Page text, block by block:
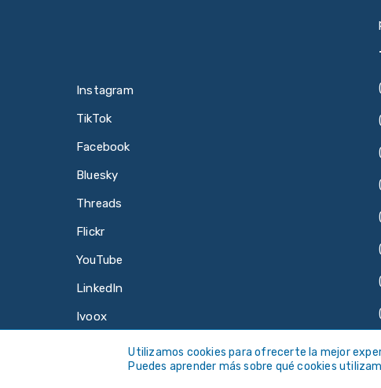
Instagram
TikTok
Facebook
Bluesky
Threads
Flickr
YouTube
LinkedIn
Ivoox
Utilizamos cookies para ofrecerte la mejor
Puedes aprender más sobre qué cookies